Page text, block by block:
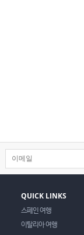
QUICK LINKS
스페인 여행
이탈리아 여행